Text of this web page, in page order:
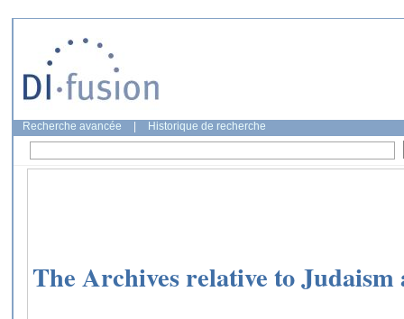
Recherche avancée Historique de recherche
The Archives relative to